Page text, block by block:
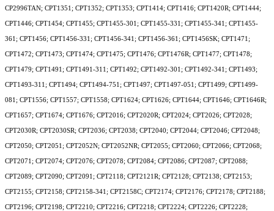
CP2996TAN; CPT1351; CPT1352; CPT1353; CPT1414; CPT1416; CPT1420R; CPT1444;
CPT1446; CPT1454; CPT1455; CPT1455-301; CPT1455-331; CPT1455-341; CPT1455-
361; CPT1456; CPT1456-331; CPT1456-341; CPT1456-361; CPT1456SK; CPT1471;
CPT1472; CPT1473; CPT1474; CPT1475; CPT1476; CPT1476R; CPT1477; CPT1478;
CPT1479; CPT1491; CPT1491-311; CPT1492; CPT1492-301; CPT1492-341; CPT1493;
CPT1493-311; CPT1494; CPT1494-751; CPT1497; CPT1497-051; CPT1499; CPT1499-
081; CPT1556; CPT1557; CPT1558; CPT1624; CPT1626; CPT1644; CPT1646; CPT1646R;
CPT1657; CPT1674; CPT1676; CPT2016; CPT2020R; CPT2024; CPT2026; CPT2028;
CPT2030R; CPT2030SR; CPT2036; CPT2038; CPT2040; CPT2044; CPT2046; CPT2048;
CPT2050; CPT2051; CPT2052N; CPT2052NR; CPT2055; CPT2060; CPT2066; CPT2068;
CPT2071; CPT2074; CPT2076; CPT2078; CPT2084; CPT2086; CPT2087; CPT2088;
CPT2089; CPT2090; CPT2091; CPT2118; CPT2121R; CPT2128; CPT2138; CPT2153;
CPT2155; CPT2158; CPT2158-341; CPT2158C; CPT2174; CPT2176; CPT2178; CPT2188;
CPT2196; CPT2198; CPT2210; CPT2216; CPT2218; CPT2224; CPT2226; CPT2228;